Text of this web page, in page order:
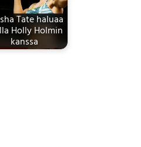
Tate haluaa
Holly Holmin
kanssa